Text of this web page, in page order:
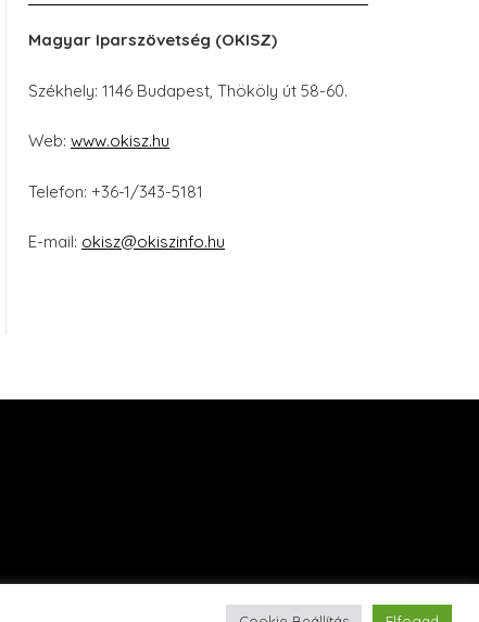
Magyar Iparszövetség (OKISZ)
Székhely: 1146 Budapest, Thököly út 58-60.
Web: www.okisz.hu
Telefon: +36-1/343-5181
E-mail: okisz@okiszinfo.hu